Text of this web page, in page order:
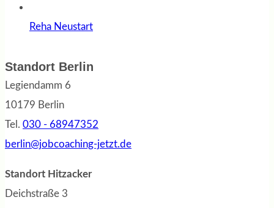
Reha Neustart
Standort Berlin
Legiendamm 6
10179 Berlin
Tel. 030 - 68947352
berlin@jobcoaching-jetzt.de
Standort Hitzacker
Deichstraße 3